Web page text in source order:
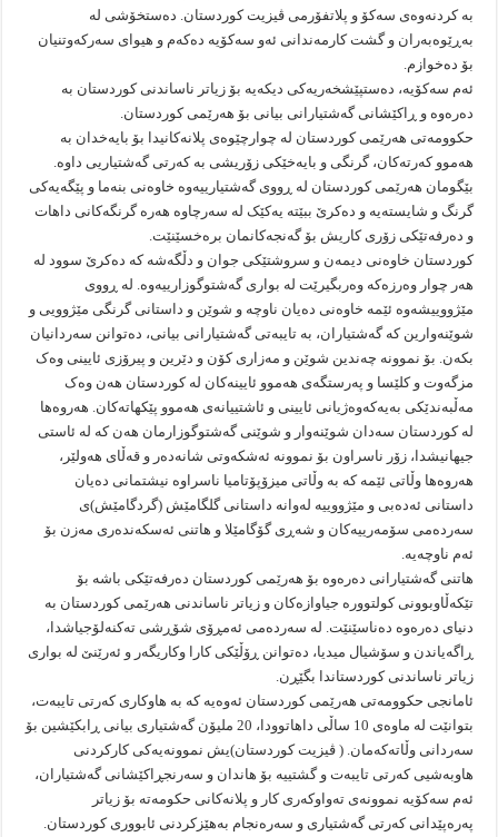
بە کردنەوەی سەکۆ و پلاتفۆرمی ڤیزیت کوردستان. دەستخۆشی لە
بەڕێوەبەران و گشت کارمەندانی ئەو سەکۆیە دەکەم و هیوای سەرکەوتنیان
بۆ دەخوازم.
ئەم سەکۆیە، دەستپێشخەریەکی دیکەیە بۆ زیاتر ناساندنی کوردستان بە
دەرەوە و ڕاکێشانی گەشتیارانی بیانی بۆ هەرێمی کوردستان.
حکوومەتی هەرێمی كوردستان لە چوارچێوەی پلانەکانیدا بۆ بایەخدان بە
هەموو کەرتەکان، گرنگی و بایەخێکی زۆریشی بە کەرتی گەشتیاریی داوە.
بێگومان هەرێمی کوردستان لە ڕووی گەشتیارییەوە خاوەنی بنەما و پێگەیەکی
گرنگ و شایستەیە و دەکرێ ببێتە یەکێک لە سەرچاوە هەرە گرنگەکانی داهات
و دەرفەتێکی زۆری کاریش بۆ گەنجەکانمان برەخسێنێت.
کوردستان خاوەنی دیمەن و سروشتێکی جوان و دڵگەشە کە دەکرێ سوود لە
هەر چوار وەرزەکە وەربگیرێت لە بواری گەشتوگوزارییەوە. لە ڕووی
مێژووییشەوە ئێمە خاوەنی دەیان ناوچە و شوێن و داستانی گرنگی مێژوویی و
شوێنەوارین کە گەشتیاران، بە تایبەتی گەشتیارانی بیانی، دەتوانن سەردانیان
بکەن. بۆ نموونە چەندین شوێن و مەزاری کۆن و دێرین و پیرۆزی ئایینی وەک
مزگەوت و کلێسا و پەرستگەی هەموو ئایینەکان لە کوردستان هەن وەک
مەڵبەندێکی بەیەکەوەژیانی ئایینی و ئاشتییانەی هەموو پێکهاتەکان. هەروەها
لە کوردستان سەدان شوێنەوار و شوێنی گەشتوگوزارمان هەن کە لە ئاستی
جیهانیشدا، زۆر ناسراون بۆ نموونە ئەشکەوتی شانەدەر و قەڵای هەولێر،
هەروەها وڵاتی ئێمە کە بە وڵاتی میزۆپۆتامیا ناسراوە نیشتمانی دەیان
داستانی ئەدەبی و مێژووییە لەوانە داستانی گلگامێش (گردگامێش)ی
سەردەمی سۆمەرییەکان و شەڕی گۆگامێلا و هاتنی ئەسکەندەری مەزن بۆ
ئەم ناوچەیە.
هاتنی گەشتیارانی دەرەوە بۆ هەرێمی کوردستان دەرفەتێکی باشە بۆ
تێکەڵاوبوونی کولتوورە جیاوازەکان و زیاتر ناساندنی هەرێمی کوردستان بە
دنیای دەرەوە دەناسێنێت. لە سەردەمی ئەمڕۆی شۆڕشی تەکنەلۆجیاشدا،
ڕاگەیاندن و سۆشیال میدیا، دەتوانن ڕۆڵێکی کارا وکاریگەر و ئەرێنێ لە بواری
زیاتر ناساندنی کوردستاندا بگێڕن.
ئامانجی حکوومەتی هەرێمی کوردستان ئەوەیە کە بە هاوکاری کەرتی تایبەت،
بتوانێت لە ماوەی 10 ساڵی داهاتوودا، 20 ملیۆن گەشتیاری بیانی ڕابکێشین بۆ
سەردانی وڵاتەکەمان. ( ڤیزیت کوردستان)یش نموونەیەکی کارکردنی
هاوبەشیی کەرتی تایبەت و گشتییە بۆ هاندان و سەرنجڕاکێشانی گەشتیاران،
ئەم سەکۆیە نموونەی تەواوکەری کار و پلانەکانی حکومەتە بۆ زیاتر
پەرەپێدانی کەرتی گەشتیاری و سەرەنجام بەهێزکردنی ئابووری کوردستان.